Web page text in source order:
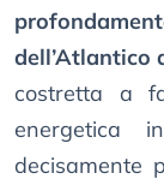
dell’Atlantico
costretta a
energetica
decisamente